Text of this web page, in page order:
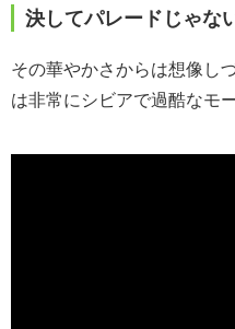
決してパレードじゃな
その華やかさからは想像し
は非常にシビアで過酷なモ